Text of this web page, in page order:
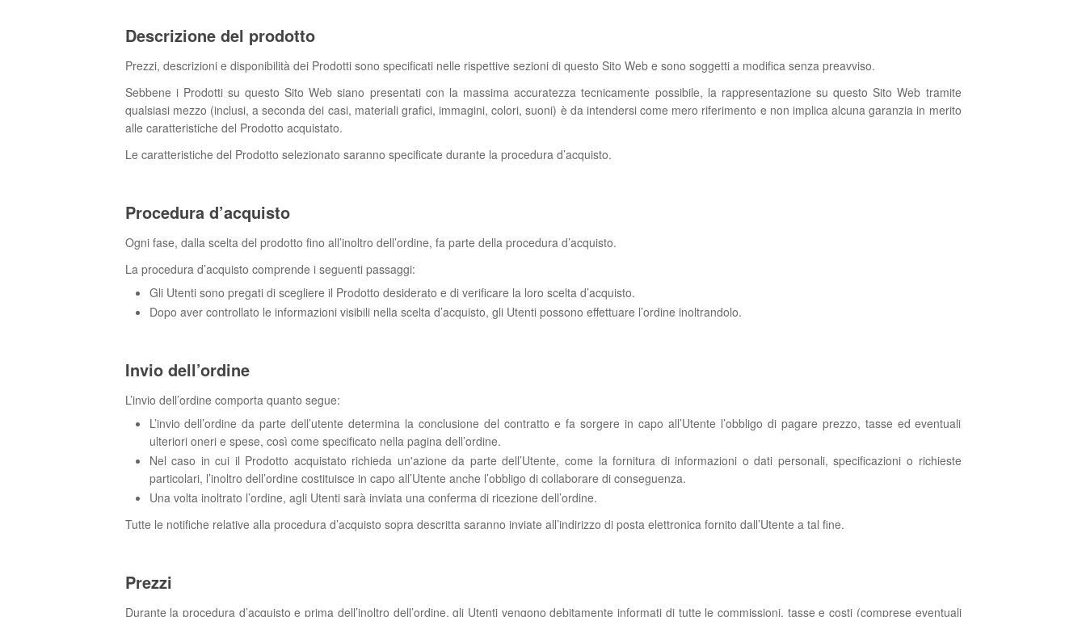
Descrizione del prodotto
Prezzi, descrizioni e disponibilità dei Prodotti sono specificati nelle rispettive sezioni di questo Sito Web e sono soggetti a modifica senza preavviso.
Sebbene i Prodotti su questo Sito Web siano presentati con la massima accuratezza tecnicamente possibile, la rappresentazione su questo Sito Web tramite
qualsiasi mezzo (inclusi, a seconda dei casi, materiali grafici, immagini, colori, suoni) è da intendersi come mero riferimento e non implica alcuna garanzia in merito
alle caratteristiche del Prodotto acquistato.
Le caratteristiche del Prodotto selezionato saranno specificate durante la procedura d’acquisto.
Procedura d’acquisto
Ogni fase, dalla scelta del prodotto fino all’inoltro dell’ordine, fa parte della procedura d’acquisto.
La procedura d’acquisto comprende i seguenti passaggi:
Gli Utenti sono pregati di scegliere il Prodotto desiderato e di verificare la loro scelta d’acquisto.
Dopo aver controllato le informazioni visibili nella scelta d’acquisto, gli Utenti possono effettuare l’ordine inoltrandolo.
Invio dell’ordine
L’invio dell’ordine comporta quanto segue:
L’invio dell’ordine da parte dell’utente determina la conclusione del contratto e fa sorgere in capo all’Utente l’obbligo di pagare prezzo, tasse ed eventuali
ulteriori oneri e spese, così come specificato nella pagina dell’ordine.
Nel caso in cui il Prodotto acquistato richieda un'azione da parte dell’Utente, come la fornitura di informazioni o dati personali, specificazioni o richieste
particolari, l’inoltro dell’ordine costituisce in capo all’Utente anche l’obbligo di collaborare di conseguenza.
Una volta inoltrato l’ordine, agli Utenti sarà inviata una conferma di ricezione dell’ordine.
Tutte le notifiche relative alla procedura d’acquisto sopra descritta saranno inviate all’indirizzo di posta elettronica fornito dall’Utente a tal fine.
Prezzi
Durante la procedura d’acquisto e prima dell’inoltro dell’ordine, gli Utenti vengono debitamente informati di tutte le commissioni, tasse e costi (comprese eventuali